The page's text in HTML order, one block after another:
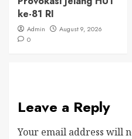
ke-81 RI
Admin
August 9, 2026
0
Leave a Reply
Your email address will